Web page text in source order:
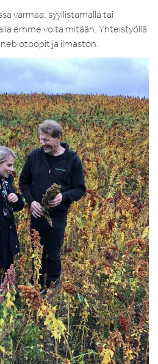
varmaa: syyllistämällä tai
emme voita mitään. Yhteistyöllä
ja ilmaston.